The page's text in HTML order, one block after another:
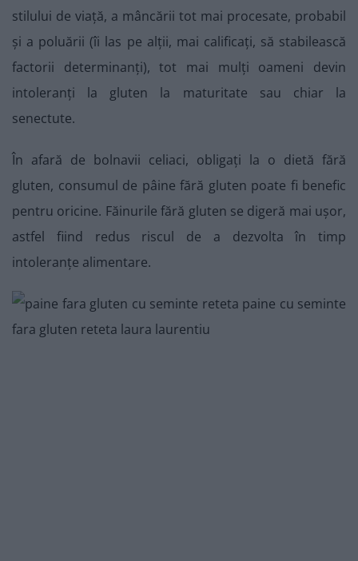
stilului de viață, a mâncării tot mai procesate, probabil
și a poluării (îi las pe alții, mai calificați, să stabilească
factorii determinanți), tot mai mulți oameni devin
intoleranți la gluten la maturitate sau chiar la
senectute.
În afară de bolnavii celiaci, obligați la o dietă fără
gluten, consumul de pâine fără gluten poate fi benefic
pentru oricine. Făinurile fără gluten se digeră mai ușor,
astfel fiind redus riscul de a dezvolta în timp
intoleranțe alimentare.